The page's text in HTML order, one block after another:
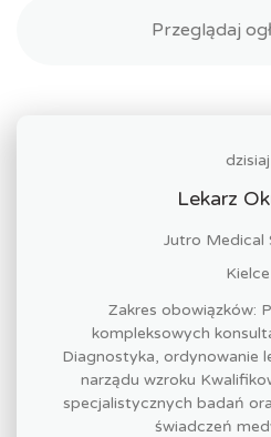
dzisiaj
Lekarz
Jutro Medical
Kielce
Zakres obowiązków:
kompleksowych
Diagnostyka, ordynowanie
narządu wzroku
specjalistycznych badań
świadczeń